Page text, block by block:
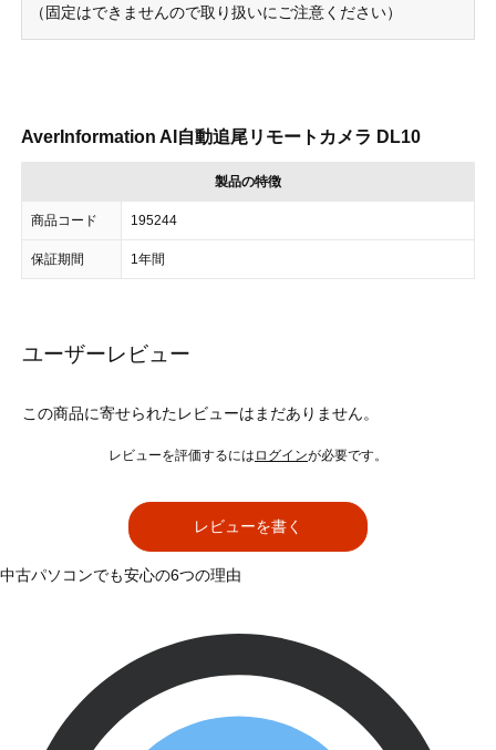
（固定はできませんので取り扱いにご注意ください）
AverInformation AI自動追尾リモートカメラ DL10
製品の特徴
商品コード 195244
保証期間 1年間
ユーザーレビュー
この商品に寄せられたレビューはまだありません。
レビューを評価するには ログインが必要です。
レビューを書く
中古パソコンでも安心の6つの理由